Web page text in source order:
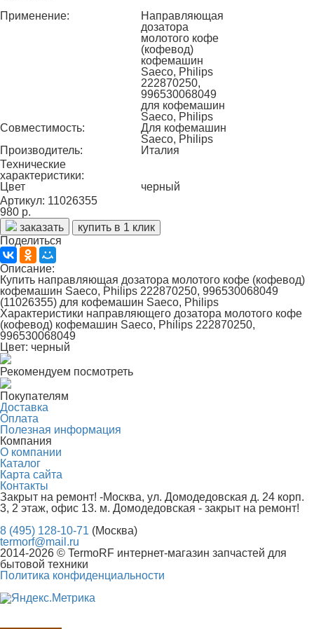
Применение:
Направляющая
дозатора
молотого кофе
(кофевод)
кофемашин
Saeco, Philips
222870250,
996530068049
для кофемашин
Saeco, Philips
Совместимость:
Для кофемашин
Saeco, Philips
Производитель:
Италия
Технические
характеристики:
Цвет
черный
Артикул: 11026355
980 р.
заказать
купить в 1 клик
Поделиться
Описание:
Купить направляющая дозатора молотого кофе (кофевод)
кофемашин Saeco, Philips 222870250, 996530068049
(11026355) для кофемашин Saeco, Philips
Характеристики направляющего дозатора молотого кофе
(кофевод) кофемашин Saeco, Philips 222870250,
996530068049
Цвет: черный
Рекомендуем посмотреть
Покупателям
Доставка
Оплата
Полезная информация
Компания
О компании
Каталог
Карта сайта
Контакты
Закрыт на ремонт! -Москва, ул. Домодедовская д. 24 корп.
3, 2 этаж, офис 13. м. Домодедовская - закрыт на ремонт!
8 (495) 128-10-71 (Москва)
termorf@mail.ru
2014-2026 © TermoRF интернет-магазин запчастей для
бытовой техники
Политика конфиденциальности